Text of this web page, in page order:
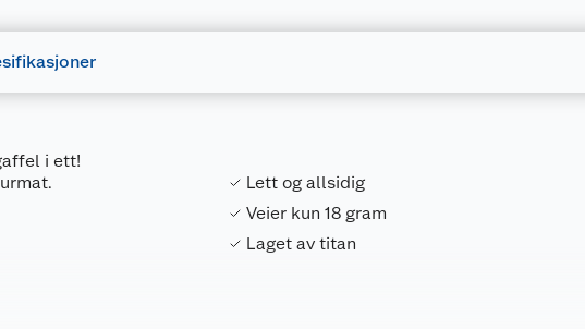
i ett!
Lett og allsidig
Veier kun 18 gram
Laget av titan